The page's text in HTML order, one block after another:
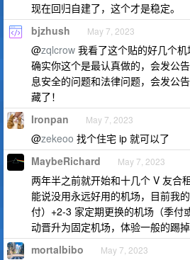
现在回归自建了，这个才是稳定。
bjzhush May 7, 2023
@zqlcrow 我看了这个贴的好几个机
确实你这个是最认真做的，会发公
息安全的问题和法律问题，会发公
藏了！
Ironpan May 7, 2023
@zekeoo 找个住宅 ip 就可以了
MaybeRichard May 7, 2023
两年半之前就开始和十几个 V 友合
能说没用永远好用的机场，目前我
付）+2-3 家定期更换的机场（季付
动晋升为固定机场，体验一般的踢
mortalbibo May 7, 2023